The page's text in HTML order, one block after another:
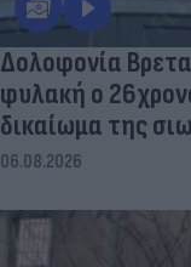
Δολοφονία
φυλακή ο
δικαίωμα της
06.08.2026